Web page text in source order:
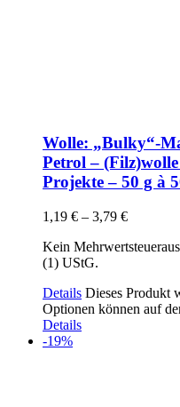
Wolle: „Bulky“-
Petrol –
Projekte – 50 g à
1,19 € – 3,79 €
Kein
(1) UStG.
Details Dieses Produkt
Optionen können auf
Details
-19%